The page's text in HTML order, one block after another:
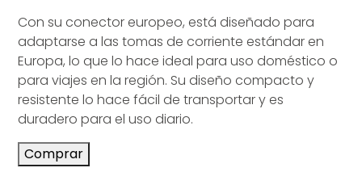
Comprar CDS GEN®
Descubre CDS GEN®
Accesorios CDSGEN®
Comprar Mara®
Accesorios Mara®
Français medalab.fr
Italiano medalab.it
Português medalab.pt
Con su conector europeo, está diseñado para
adaptarse a las tomas de corriente estándar en
Europa, lo que lo hace ideal para uso doméstico o
para viajes en la región. Su diseño compacto y
resistente lo hace fácil de transportar y es
duradero para el uso diario.
Comprar